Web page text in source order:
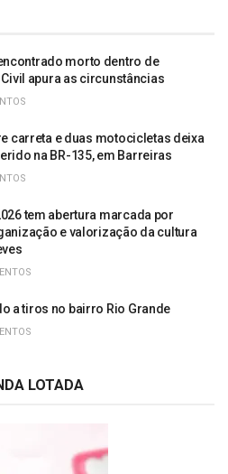
morto dentro de
apura as circunstâncias
carreta e duas motocicletas deixa
na BR-135, em Barreiras
tem abertura marcada por
e valorização da cultura
a tiros no bairro Rio Grande
LOTADA